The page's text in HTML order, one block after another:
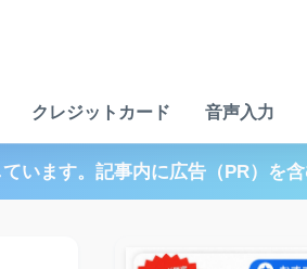
クレジットカード 音声入力
います。記事内に広告（PR）を含